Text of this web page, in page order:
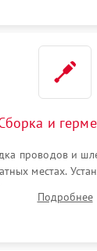
и
проводов и
местах.
равномерности
герметика или
Подробнее